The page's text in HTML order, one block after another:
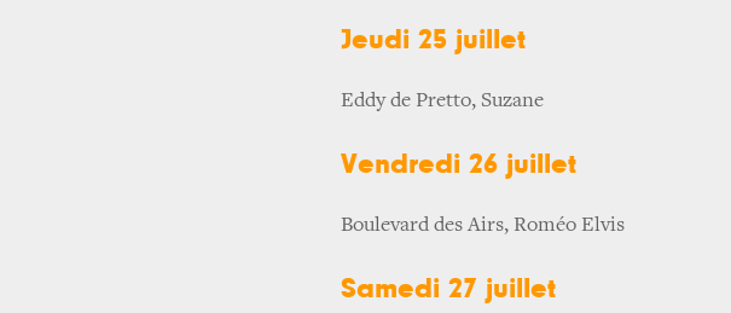
Jeudi 25 juillet
Eddy de Pretto, Suzane
Vendredi 26 juillet
Boulevard des Airs, Roméo Elvis
Samedi 27 juillet